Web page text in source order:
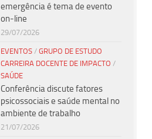
emergência é tema de evento
on-line
29/07/2026
EVENTOS / GRUPO DE ESTUDO
CARREIRA DOCENTE DE IMPACTO /
SAÚDE
Conferência discute fatores
psicossociais e saúde mental no
ambiente de trabalho
21/07/2026